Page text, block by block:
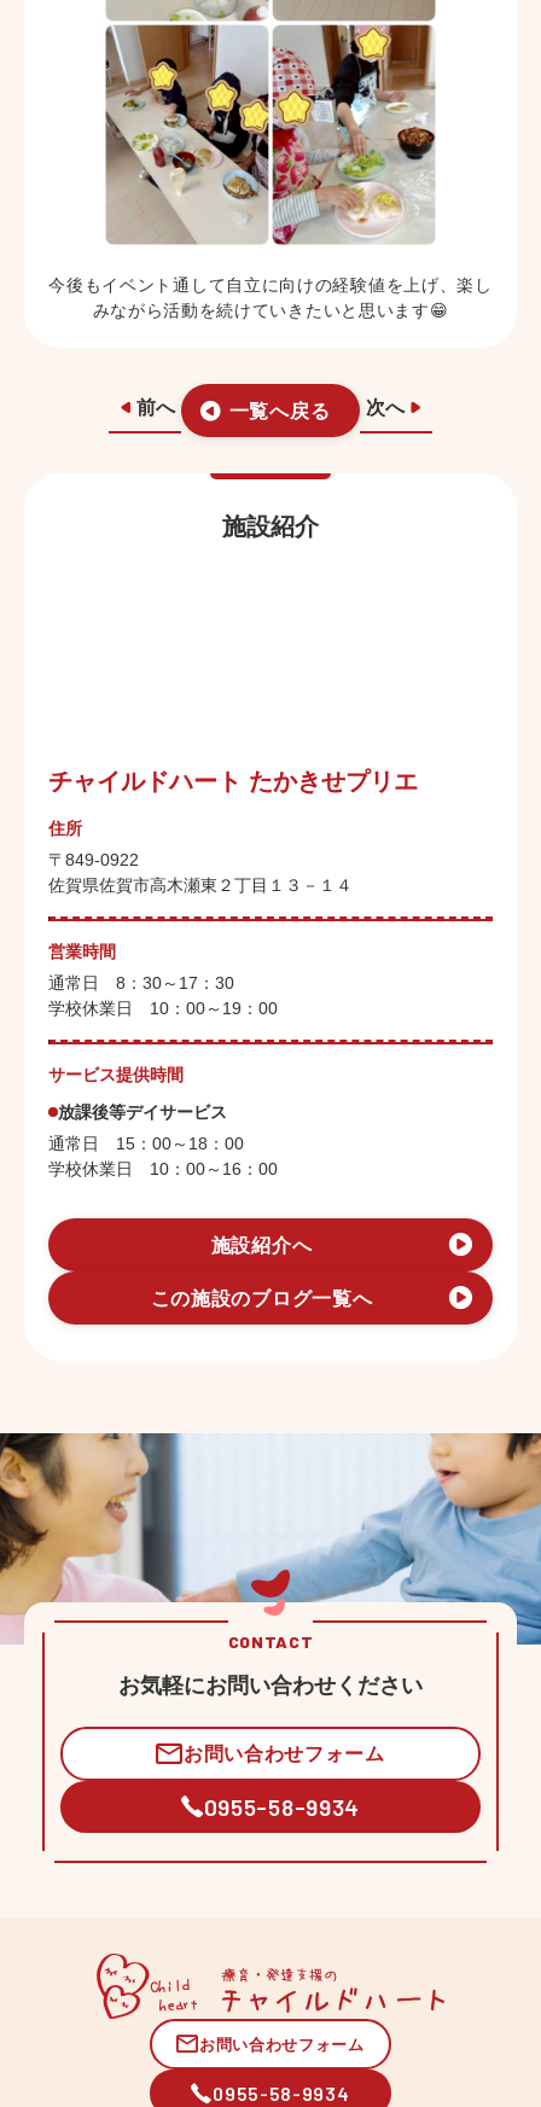
今後もイベント通して自立に向けの経験値を上げ、楽し
みながら活動を続けていきたいと思います😁
前へ 一覧へ戻る 次へ
施設紹介
チャイルドハート たかきせプリエ
住所
〒849-0922
佐賀県佐賀市高木瀬東２丁目１３－１４
営業時間
通常日 8：30～17：30
学校休業日 10：00～19：00
サービス提供時間
放課後等デイサービス
通常日 15：00～18：00
学校休業日 10：00～16：00
施設紹介へ
この施設のブログ一覧へ
CONTACT
お気軽にお問い合わせください
お問い合わせフォーム
0955-58-9934
お問い合わせフォーム
0955-58-9934